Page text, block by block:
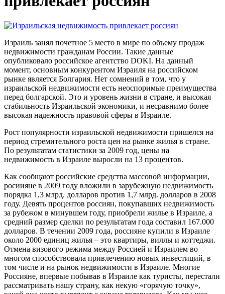
Израиль занял почетное 5 место в мире по объему продаж
недвижимости гражданам России. Такие данные
опубликовало российское агентство DOKI. На данный
момент, основным конкурентом Израиля на российском
рынке является Болгария. Нет сомнений в том, что у
израильской недвижимости есть неоспоримые преимущества
перед болгарской. Это и уровень жизни в стране, и высокая
стабильность Израильской экономики, и несравнимо более
высокая надежность правовой сферы в Израиле.
Рост популярности израильской недвижимости пришелся на
период стремительного роста цен на рынке жилья в стране.
По результатам статистики за 2009 год, цены на
недвижимость в Израиле выросли на 13 процентов.
Как сообщают российские средства массовой информации,
росиияне в 2009 году вложили в зарубежную недвижимость
порядка 1,3 млрд. долларов против 1,7 млрд. долларов в 2008
году. Девять процентов россиян, покупавших недвижимость
за рубежом в минувшем году, приобрели жилье в Израиле, а
средний размер сделки по результатам года составил 167.000
долларов. В течении 2009 года, россияне купили в Израиле
около 2000 единиц жилья – это квартиры, виллы и коттеджи.
Отмена визового режима между Россией и Израилем во
многом способствовала привлечению новых инвестиций, в
том числе и на рынок недвижимости в Израиле. Многие
Россияне, впервые побывав в Израиле как туристы, перестали
рассматривать нашу страну, как некую «горячую точку»,